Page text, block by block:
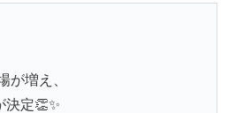
が増え、
決定👏✨